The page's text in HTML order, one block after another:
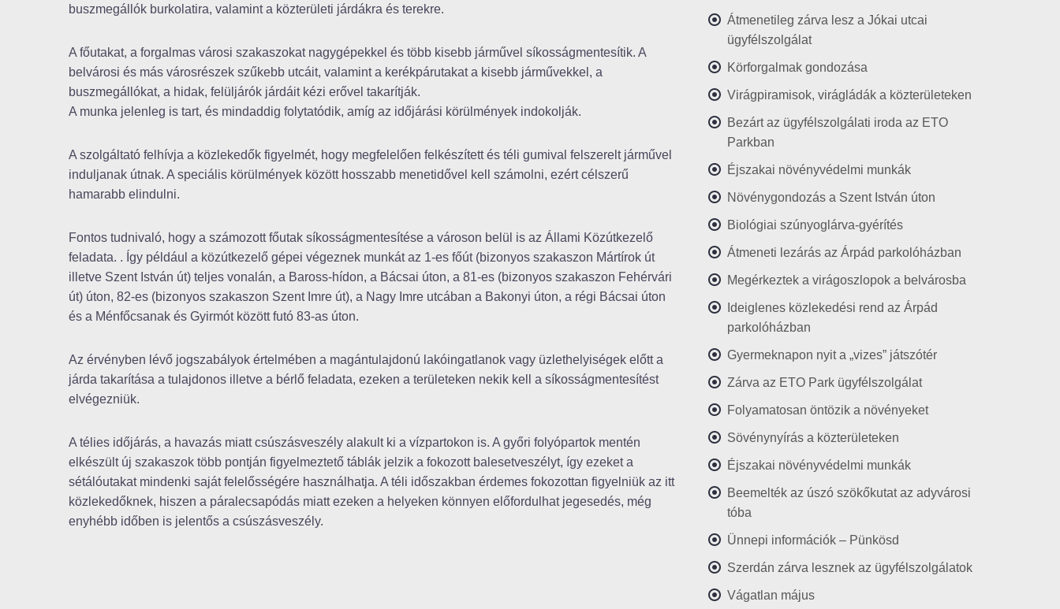
buszmegállók burkolatira, valamint a közterületi járdákra és terekre.
A főutakat, a forgalmas városi szakaszokat nagygépekkel és több kisebb járművel síkosságmentesítik. A
belvárosi és más városrészek szűkebb utcáit, valamint a kerékpárutakat a kisebb járművekkel, a
buszmegállókat, a hidak, felüljárók járdáit kézi erővel takarítják.
A munka jelenleg is tart, és mindaddig folytatódik, amíg az időjárási körülmények indokolják.
A szolgáltató felhívja a közlekedők figyelmét, hogy megfelelően felkészített és téli gumival felszerelt járművel
induljanak útnak. A speciális körülmények között hosszabb menetidővel kell számolni, ezért célszerű
hamarabb elindulni.
Fontos tudnivaló, hogy a számozott főutak síkosságmentesítése a városon belül is az Állami Közútkezelő
feladata. . Így például a közútkezelő gépei végeznek munkát az 1-es főút (bizonyos szakaszon Mártírok út
illetve Szent István út) teljes vonalán, a Baross-hídon, a Bácsai úton, a 81-es (bizonyos szakaszon Fehérvári
út) úton, 82-es (bizonyos szakaszon Szent Imre út), a Nagy Imre utcában a Bakonyi úton, a régi Bácsai úton
és a Ménfőcsanak és Gyirmót között futó 83-as úton.
Az érvényben lévő jogszabályok értelmében a magántulajdonú lakóingatlanok vagy üzlethelyiségek előtt a
járda takarítása a tulajdonos illetve a bérlő feladata, ezeken a területeken nekik kell a síkosságmentesítést
elvégezniük.
A télies időjárás, a havazás miatt csúszásveszély alakult ki a vízpartokon is. A győri folyópartok mentén
elkészült új szakaszok több pontján figyelmeztető táblák jelzik a fokozott balesetveszélyt, így ezeket a
sétálóutakat mindenki saját felelősségére használhatja. A téli időszakban érdemes fokozottan figyelniük az itt
közlekedőknek, hiszen a páralecsapódás miatt ezeken a helyeken könnyen előfordulhat jegesedés, még
enyhébb időben is jelentős a csúszásveszély.
Átmenetileg zárva lesz a Jókai utcai
ügyfélszolgálat
Körforgalmak gondozása
Virágpiramisok, virágládák a közterületeken
Bezárt az ügyfélszolgálati iroda az ETO
Parkban
Éjszakai növényvédelmi munkák
Növénygondozás a Szent István úton
Biológiai szúnyoglárva-gyérítés
Átmeneti lezárás az Árpád parkolóházban
Megérkeztek a virágoszlopok a belvárosba
Ideiglenes közlekedési rend az Árpád
parkolóházban
Gyermeknapon nyit a „vizes” játszótér
Zárva az ETO Park ügyfélszolgálat
Folyamatosan öntözik a növényeket
Sövénynyírás a közterületeken
Éjszakai növényvédelmi munkák
Beemelték az úszó szökőkutat az adyvárosi
tóba
Ünnepi információk – Pünkösd
Szerdán zárva lesznek az ügyfélszolgálatok
Vágatlan május